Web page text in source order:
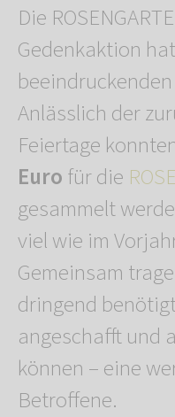
Die
Gedenkaktion
Anlässlich der
Feiertage
Eurofür die
gesammelt
viel wie im
Gemeinsam
dringend
angeschafft und
können – eine
Betroffene.